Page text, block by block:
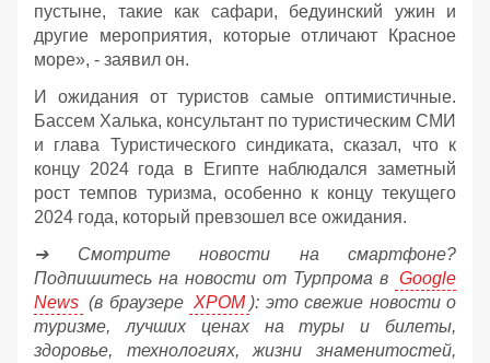
пустыне, такие как сафари, бедуинский ужин и
другие мероприятия, которые отличают Красное
море», - заявил он.
И ожидания от туристов самые оптимистичные.
Бассем Халька, консультант по туристическим СМИ
и глава Туристического синдиката, сказал, что к
концу 2024 года в Египте наблюдался заметный
рост темпов туризма, особенно к концу текущего
2024 года, который превзошел все ожидания.
➔ Смотрите новости на смартфоне?
Подпишитесь на новости от Турпрома в Google
News (в браузере ХРОМ ): это свежие новости о
туризме, лучших ценах на туры и билеты,
здоровье, технологиях, жизни знаменитостей,